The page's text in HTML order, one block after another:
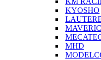
KYOSHO
MHD